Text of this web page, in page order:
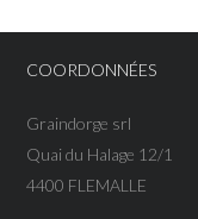
COORDONNÉES
Graindorge srl
Quai du Halage 12/1
4400 FLEMALLE